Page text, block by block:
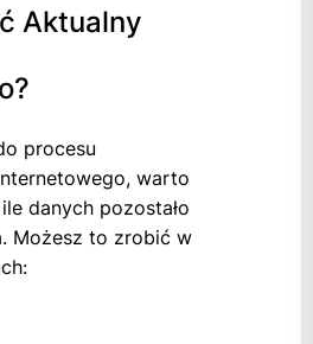
Aktualny
procesu
warto
danych pozostało
Możesz to zrobić w